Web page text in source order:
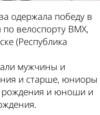
одержала победу в
велоспорту BMX,
(Республика
мужчины и
и старше, юниоры
рождения и юноши и